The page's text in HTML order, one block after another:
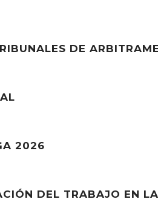
DE
2026
DEL TRABAJO EN